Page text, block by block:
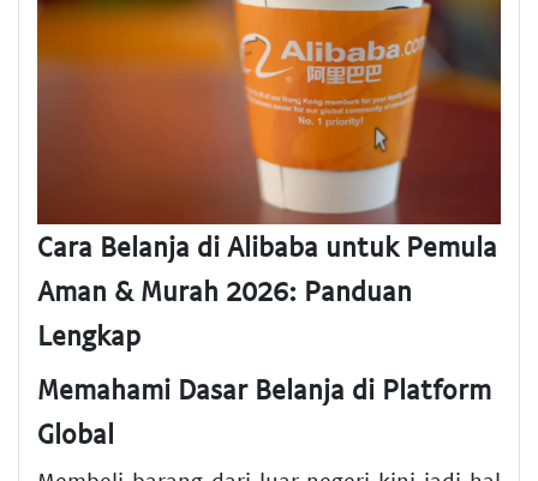
Cara Belanja di Alibaba untuk Pemula
Aman & Murah 2026: Panduan
Lengkap
Memahami Dasar Belanja di Platform
Global